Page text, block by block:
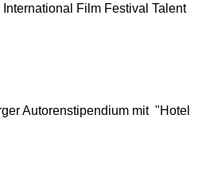
Film Festival Talent
Autorenstipendium mit "Hotel